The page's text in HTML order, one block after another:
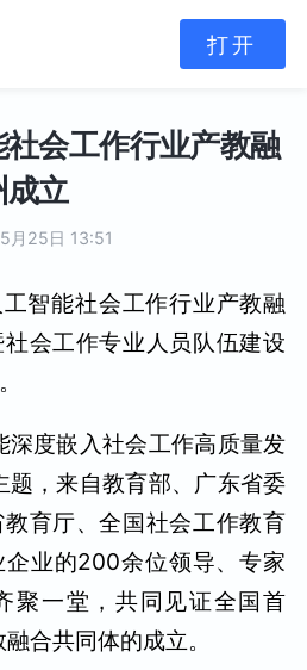
会工作行业产教融
成立
5月25日 13:51
智能社会工作行业产教融
会工作专业人员队伍建设
深度嵌入社会工作高质量发
题，来自教育部、广东省委
育厅、全国社会工作教育
业的200余位领导、专家
聚一堂，共同见证全国首
合共同体的成立。
打开